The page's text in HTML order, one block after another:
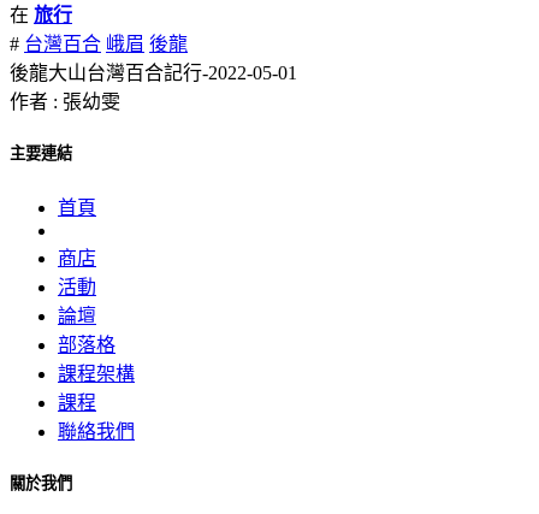
在 旅行
# 台灣百合 峨眉 後龍
後龍大山台灣百合記行-2022-05-01
作者 : 張幼雯
主要連結
首頁
商店
活動
論壇
部落格
課程架構
課程
聯絡我們
關於我們